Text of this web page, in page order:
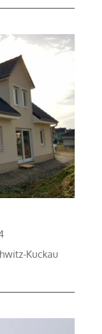
Kuckau